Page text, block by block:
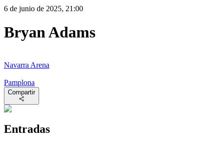
6 de junio de 2025, 21:00
Bryan Adams
Navarra Arena
Pamplona
Compartir
Entradas